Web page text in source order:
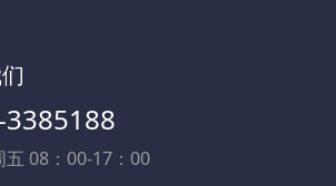
五 08：00-17：00